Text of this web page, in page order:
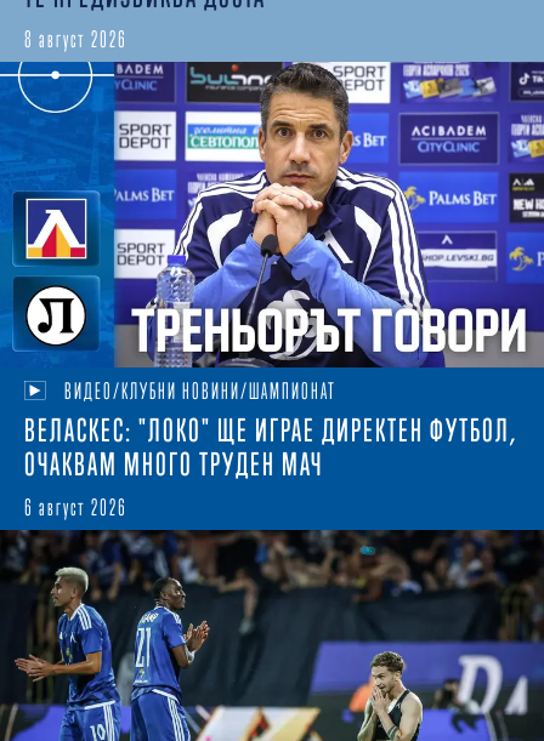
8 август 2026
ВИДЕО/КЛУБНИ НОВИНИ/ШАМПИОНАТ
ВЕЛАСКЕС: "ЛОКО" ЩЕ ИГРАЕ ДИРЕКТЕН ФУТБОЛ,
ОЧАКВАМ МНОГО ТРУДЕН МАЧ
6 август 2026